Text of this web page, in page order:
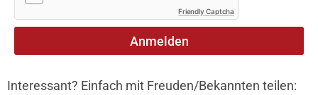
Friendly Captcha
Anmelden
Interessant? Einfach mit Freuden/Bekannten teilen: